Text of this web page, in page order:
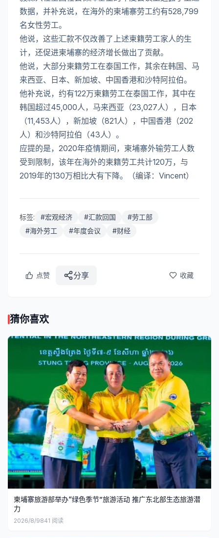
数据，并补充说，在海外的柬埔寨劳工约有528,799
名女性劳工。
他说，这些汇款不仅改善了上述柬籍劳工家人的生
计，还促进柬埔寨的经济增长做出了贡献。
他说，大部分柬籍劳工在泰国工作，其余在韩国、马
来西亚、日本、新加坡、中国香港和沙特阿拉伯。
他补充说，约有122万柬籍劳工在泰国工作，其中在
韩国超过45,000人，马来西亚（23,027人），日本
（11,453人），新加坡（821人），中国香港（202
人）和沙特阿拉伯（43人）。
应提的是，2020年疫情期间，柬埔寨外输劳工人数
受到限制，该年在海外的柬籍劳工共计120万，与
2019年的130万相比大有下降。（编译：Vincent）
标签: #宏观经济 #汇款回国 #劳工部
#海外劳工 #年度会议 #财经
点赞 分享 收藏
猜你喜欢
柬埔寨旅游部举办“绿色季节”旅游活动 推广东北部生态旅游潜
力
2026/8/9841 阅读